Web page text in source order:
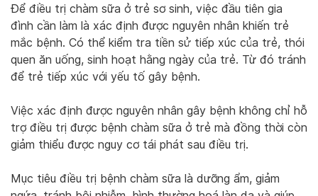
Để điều trị chàm sữa ở trẻ sơ sinh, việc đầu tiên gia
đình cần làm là xác định được nguyên nhân khiến trẻ
mắc bệnh. Có thể kiểm tra tiền sử tiếp xúc của trẻ, thói
quen ăn uống, sinh hoạt hằng ngày của trẻ. Từ đó tránh
để trẻ tiếp xúc với yếu tố gây bệnh.
Việc xác định được nguyên nhân gây bệnh không chỉ hỗ
trợ điều trị được bệnh chàm sữa ở trẻ mà đồng thời còn
giảm thiểu được nguy cơ tái phát sau điều trị.
Mục tiêu điều trị bệnh chàm sữa là dưỡng ẩm, giảm